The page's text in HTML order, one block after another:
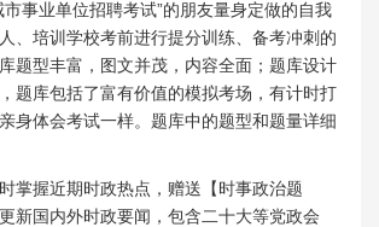
市事业单位招聘考试”的朋友量身定做的自我
、培训学校考前进行提分训练、备考冲刺的
题型丰富，图文并茂，内容全面；题库设计
题库包括了富有价值的模拟考场，有计时打
身体会考试一样。题库中的题型和题量详细
掌握近期时政热点，赠送【时事政治题
新国内外时政要闻，包含二十大等党政会